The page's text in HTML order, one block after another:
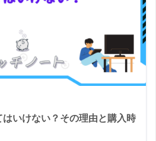
いけない？その理由と購入時